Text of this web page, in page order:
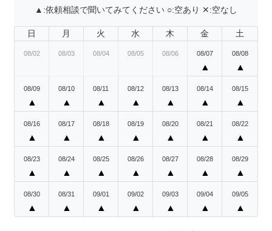
▲:依頼相談で聞いてみてください ○:空あり ✕:空なし
日 月 火 水 木 金 土
08/02 08/03 08/04 08/05 08/06 08/07
▲
08/08
▲
08/09
▲
08/10
▲
08/11
▲
08/12
▲
08/13
▲
08/14
▲
08/15
▲
08/16
▲
08/17
▲
08/18
▲
08/19
▲
08/20
▲
08/21
▲
08/22
▲
08/23
▲
08/24
▲
08/25
▲
08/26
▲
08/27
▲
08/28
▲
08/29
▲
08/30
▲
08/31
▲
09/01
▲
09/02
▲
09/03
▲
09/04
▲
09/05
▲